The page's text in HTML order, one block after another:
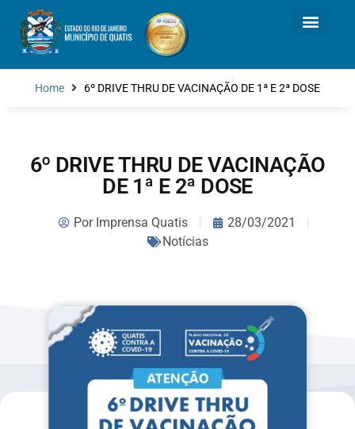
Home 6º DRIVE THRU DE VACINAÇÃO DE 1ª E 2ª DOSE
6º DRIVE THRU DE VACINAÇÃO
DE 1ª E 2ª DOSE
PorImprensa Quatis
28/03/2021
Notícias